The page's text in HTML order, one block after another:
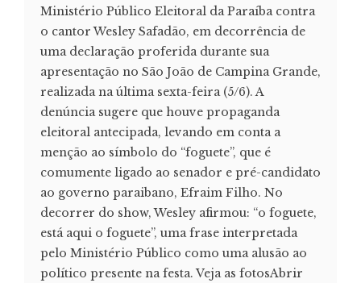
Ministério Público Eleitoral da Paraíba contra
o cantor Wesley Safadão, em decorrência de
uma declaração proferida durante sua
apresentação no São João de Campina Grande,
realizada na última sexta-feira (5/6). A
denúncia sugere que houve propaganda
eleitoral antecipada, levando em conta a
menção ao símbolo do “foguete”, que é
comumente ligado ao senador e pré-candidato
ao governo paraibano, Efraim Filho. No
decorrer do show, Wesley afirmou: “o foguete,
está aqui o foguete”, uma frase interpretada
pelo Ministério Público como uma alusão ao
político presente na festa. Veja as fotosAbrir